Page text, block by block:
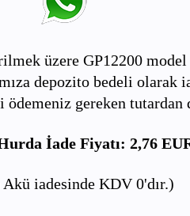
üzere GP12200
depozito bedeli olarak
ödemeniz gereken tutardan
İade Fiyatı: 2,76
iadesinde KDV 0'dır.)